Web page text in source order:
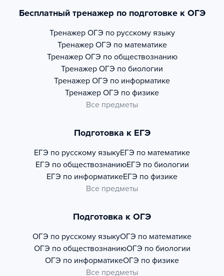
Бесплатный тренажер по подготовке к ОГЭ
Тренажер ОГЭ по русскому языку
Тренажер ОГЭ по математике
Тренажер ОГЭ по обществознанию
Тренажер ОГЭ по биологии
Тренажер ОГЭ по информатике
Тренажер ОГЭ по физике
Все предметы
Подготовка к ЕГЭ
ЕГЭ по русскому языкуЕГЭ по математике
ЕГЭ по обществознаниюЕГЭ по биологии
ЕГЭ по информатикеЕГЭ по физике
Все предметы
Подготовка к ОГЭ
ОГЭ по русскому языкуОГЭ по математике
ОГЭ по обществознаниюОГЭ по биологии
ОГЭ по информатикеОГЭ по физике
Все предметы